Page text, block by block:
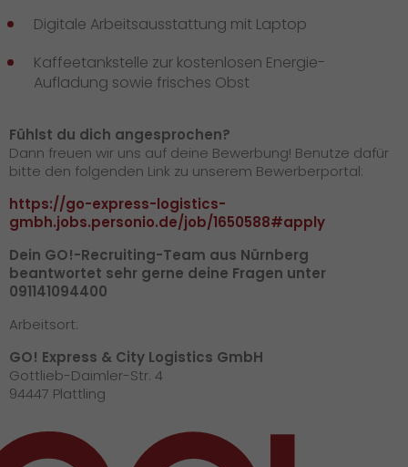
Digitale Arbeitsausstattung mit Laptop
Kaffeetankstelle zur kostenlosen Energie-
Aufladung sowie frisches Obst
Fühlst du dich angesprochen?
Dann freuen wir uns auf deine Bewerbung! Benutze dafür
bitte den folgenden Link zu unserem Bewerberportal:
https://go-express-logistics-
gmbh.jobs.personio.de/job/1650588#apply
Dein GO!-Recruiting-Team aus Nürnberg
beantwortet sehr gerne deine Fragen unter
091141094400
Arbeitsort:
GO! Express & City Logistics GmbH
Gottlieb-Daimler-Str. 4
94447 Plattling